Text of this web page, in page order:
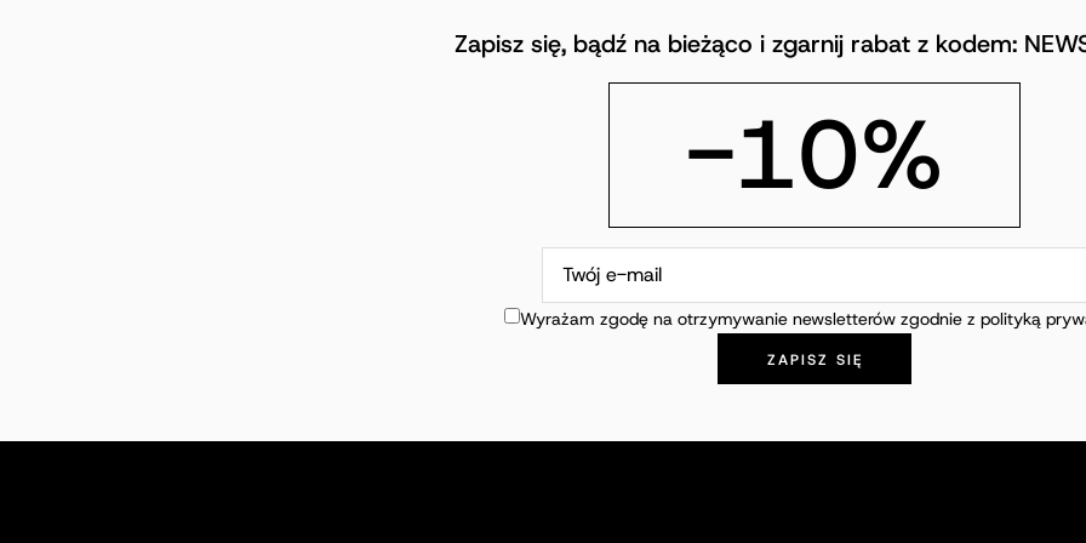
Zapisz się, bądź na bieżąco i zgarnij rabat z kodem:
-10%
Wyrażam zgodę na otrzymywanie newsletterów zgodnie z polityką